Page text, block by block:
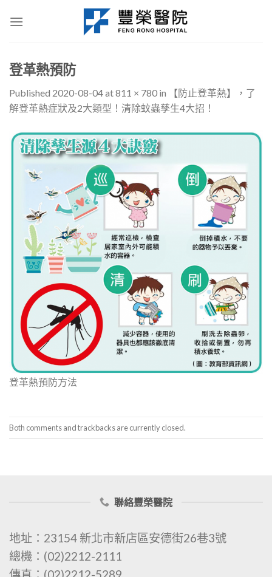
登革熱預防
Published 2020-08-04at811 × 780 in
【防止登革熱】，了
解登革熱症狀及2大類型！清除蚊蟲孳生4大招！
登革熱預防方法
Both comments and trackbacks are currently closed.
聯絡豐榮醫院
地址：23154 新北市新店區安德街26巷3號
總機：(02)2212-2111